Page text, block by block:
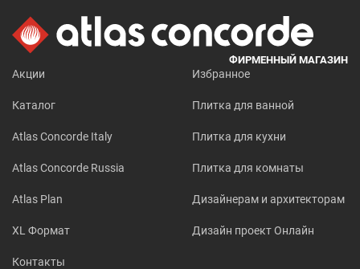
ФИРМЕННЫЙ МАГАЗИН
Акции
Каталог
Atlas Concorde Italy
Atlas Concorde Russia
Atlas Plan
XL Формат
Избранное
Плитка для ванной
Плитка для кухни
Плитка для комнаты
Дизайнерам и архитекторам
Дизайн проект Онлайн
Контакты